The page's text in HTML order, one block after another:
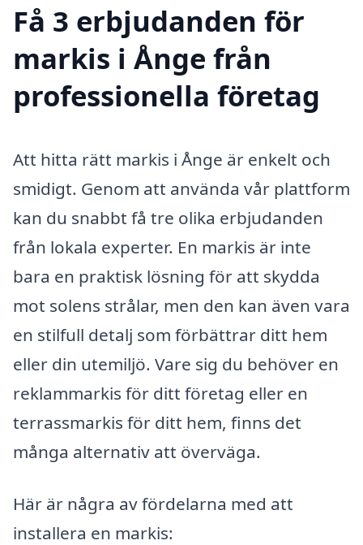
Få 3 erbjudanden för
markis i Ånge från
professionella företag
Att hitta rätt markis i Ånge är enkelt och
smidigt. Genom att använda vår plattform
kan du snabbt få tre olika erbjudanden
från lokala experter. En markis är inte
bara en praktisk lösning för att skydda
mot solens strålar, men den kan även vara
en stilfull detalj som förbättrar ditt hem
eller din utemiljö. Vare sig du behöver en
reklammarkis för ditt företag eller en
terrassmarkis för ditt hem, finns det
många alternativ att överväga.
Här är några av fördelarna med att
installera en markis: